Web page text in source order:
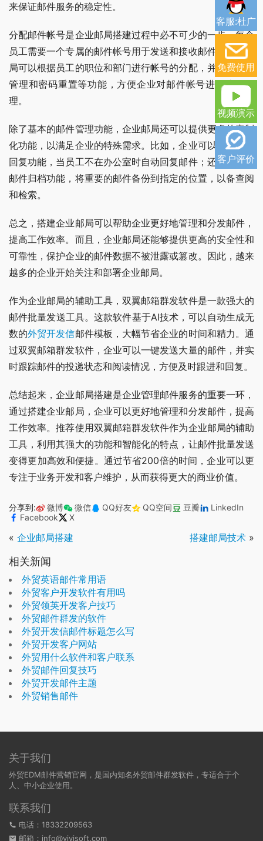
来保证邮件服务的稳定性。
分配邮件帐号是企业邮局搭建过程中必不可少的一步。每个
员工需要一个专属的邮件帐号用于发送和接收邮件。企业邮
局可以根据员工的职位和部门进行帐号的分配，并提供帐号
管理和密码重置等功能，方便企业对邮件帐号进行统一管
理。
除了基本的邮件管理功能，企业邮局还可以提供更多的定制
化功能，以满足企业的特殊需求。比如，企业可以设置自动
回复功能，当员工不在办公室时自动回复邮件；还可以设置
邮件归档功能，将重要的邮件备份到指定的位置，以备查阅
和检索。
总之，搭建企业邮局可以帮助企业更好地管理和分发邮件，
提高工作效率。而且，企业邮局还能够提供更高的安全性和
可靠性，保护企业的邮件数据不被泄露或篡改。因此，越来
越多的企业开始关注和部署企业邮局。
作为企业邮局的辅助工具，双翼邮箱群发软件是一款强大的
邮件批量发送工具。这款软件基于AI技术，可以自动生成无
数的外贸开发信邮件模板，大幅节省企业的时间和精力。通
过双翼邮箱群发软件，企业可以一键发送大量的邮件，并实
时跟踪邮件的投递状态和阅读情况，方便及时跟进和回复。
总结起来，企业邮局搭建是企业管理邮件服务的重要一环，
通过搭建企业邮局，企业可以更好地管理和分发邮件，提高
工作效率。推荐使用双翼邮箱群发软件作为企业邮局的辅助
工具，利用其强大的功能和智能化的特点，让邮件批量发送
变得更加高效和便捷。通过节省200倍的时间，企业可以更
专注于业务开发和客户维护，从而获得更大的商业价值。
分享到: 微博 微信 QQ好友 QQ空间 豆瓣
LinkedIn
Facebook
X
« 企业邮局搭建 搭建邮局技术 »
相关新闻
外贸英语邮件常用语
外贸客户开发软件有用吗
外贸领英开发客户技巧
外贸邮件群发的软件
外贸开发信邮件标题怎么写
外贸开发客户网站
外贸用什么软件和客户联系
外贸邮件回复技巧
外贸开发邮件主题
外贸销售邮件
关于我们
外贸EDM邮件营销官网，是国内知名外贸邮件群发软件，专适合于个
人、中小企业使用。
联系我们
电话：18332209563
邮箱：info@yiyisoft.com
客服:杜广
免费使用
视频演示
客户评价